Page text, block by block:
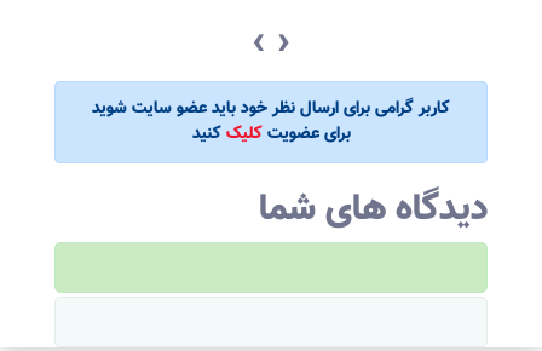
‹ ›
کاربر گرامی برای ارسال نظر خود باید عضو سایت شوید
برای عضویتکلیککنید
دیدگاه های شما